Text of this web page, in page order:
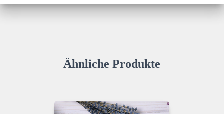
Ähnliche Produkte